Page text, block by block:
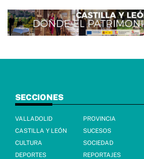
SECCIONES
VALLADOLID
PROVINCIA
CASTILLA Y LEÓN
SUCESOS
CULTURA
SOCIEDAD
DEPORTES
REPORTAJES